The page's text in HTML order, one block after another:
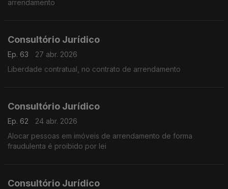
arrendamento
Consultório Jurídico
Ep. 63
27 abr. 2026
Liberdade contratual, no contrato de arrendamento
Consultório Jurídico
Ep. 62
24 abr. 2026
Alocar pessoas em imóveis de arrendamento de forma
fraudulenta é proibido por lei
Consultório Jurídico